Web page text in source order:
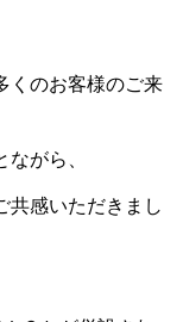
くのお客様のご来
がら、
共感いただきまし